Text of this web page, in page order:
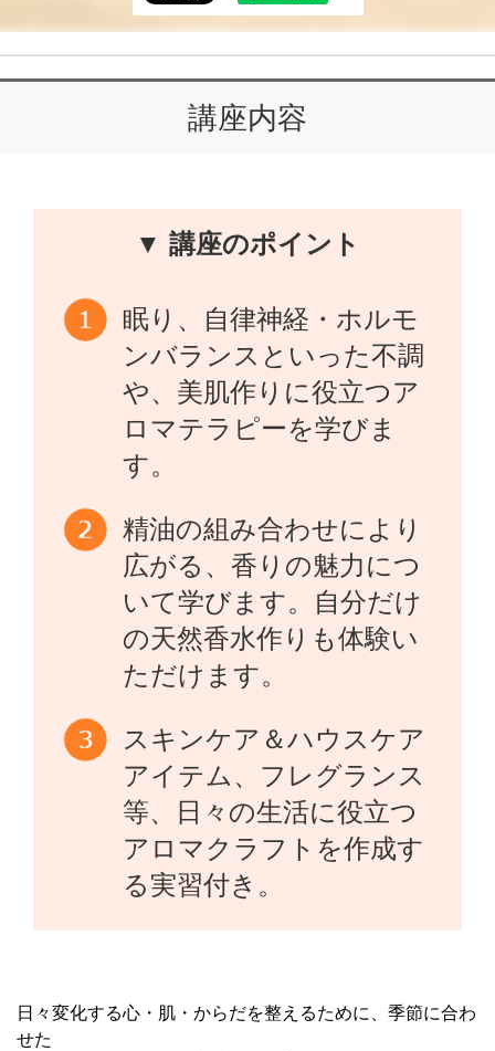
講座内容
▼ 講座のポイント
眠り、自律神経・ホルモ
ンバランスといった不調
や、美肌作りに役立つア
ロマテラピーを学びま
す。
精油の組み合わせにより
広がる、香りの魅力につ
いて学びます。自分だけ
の天然香水作りも体験い
ただけます。
スキンケア＆ハウスケア
アイテム、フレグランス
等、日々の生活に役立つ
アロマクラフトを作成す
る実習付き。
日々変化する心・肌・からだを整えるために、季節に合わ
せた